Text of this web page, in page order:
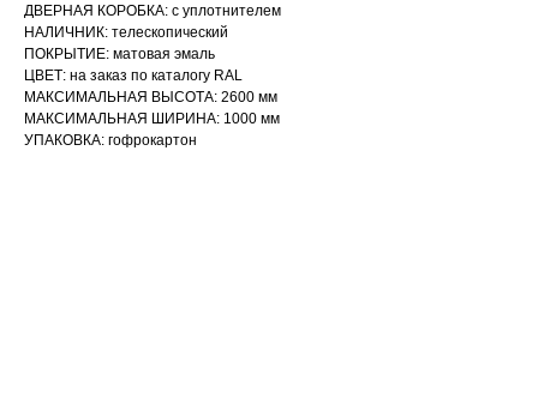
ДВЕРНАЯ КОРОБКА: с уплотнителем
НАЛИЧНИК: телескопический
ПОКРЫТИЕ: матовая эмаль
ЦВЕТ: на заказ по каталогу RAL
МАКСИМАЛЬНАЯ ВЫСОТА: 2600 мм
МАКСИМАЛЬНАЯ ШИРИНА: 1000 мм
УПАКОВКА: гофрокартон